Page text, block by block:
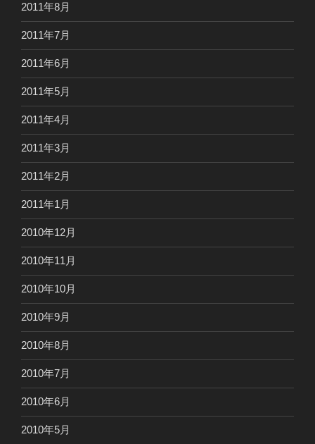
2011年8月
2011年7月
2011年6月
2011年5月
2011年4月
2011年3月
2011年2月
2011年1月
2010年12月
2010年11月
2010年10月
2010年9月
2010年8月
2010年7月
2010年6月
2010年5月